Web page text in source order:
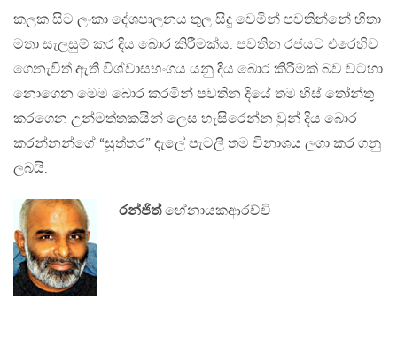
කලක සිට ලංකා දේශපාලනය තුල සිදු වෙමින් පවතින්නේ හිතා
මතා සැලසුම් කර දිය බොර කිරීමක්ය. පවතින රජයට එරෙහිව
ගෙනැවිත් ඇති විශ්වාසභංගය යනු දිය බොර කිරීමක් බව වටහා
නොගෙන මෙම බොර කරමින් පවතින දියේ තම හිස් තෝන්තු
කරගෙන උන්මත්තකයින් ලෙස හැසිරෙන්න වුන් දිය බොර
කරන්නන්ගේ “සූත්තර” දැලේ පැටලී තම විනාශය ලගා කර ගනු
ලබයි.
රන්ජිත්හේනායකආරච්චි